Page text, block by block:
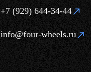
+7 (929) 644-34-44
info@four-wheels.ru